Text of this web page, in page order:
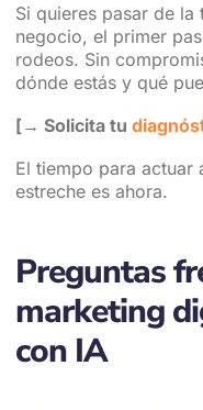
Si quieres pasar de
negocio, el primer
rodeos. Sin
dónde estás y qué
[→ Solicita tu
El tiempo para actuar
estreche es ahora.
Preguntas
marketing
con IA